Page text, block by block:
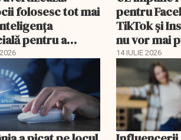
folosesc tot mai
pentru a
victimele
pentru
TikTok și
nu vor mai
minorii
14 IULIE 2026